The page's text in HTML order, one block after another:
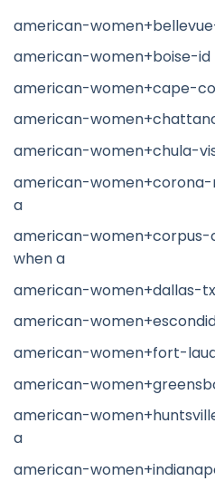
american-
american-women+boise-id
american-women+cape-
american-
american-women+chula-
american-women+corona-
a
american-
when a
american-women+dallas-
american-
american-women+fort-
american-
american-
a
american-